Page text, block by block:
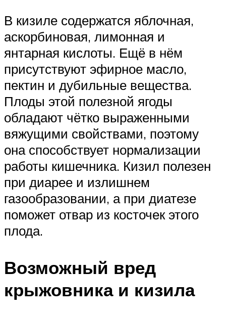
В кизиле содержатся яблочная,
аскорбиновая, лимонная и
янтарная кислоты. Ещё в нём
присутствуют эфирное масло,
пектин и дубильные вещества.
Плоды этой полезной ягоды
обладают чётко выраженными
вяжущими свойствами, поэтому
она способствует нормализации
работы кишечника. Кизил полезен
при диарее и излишнем
газообразовании, а при диатезе
поможет отвар из косточек этого
плода.
Возможный вред
крыжовника и кизила